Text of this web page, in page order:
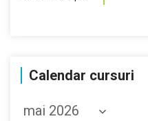
Calendar cursuri